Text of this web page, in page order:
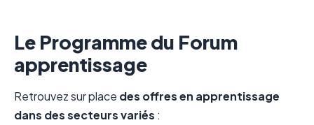
Le Programme du Forum
apprentissage
Retrouvez sur place des offres en apprentissage
dans des secteurs variés :